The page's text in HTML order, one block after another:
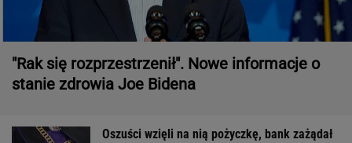
"Rak się rozprzestrzenił". Nowe informacje o
stanie zdrowia Joe Bidena
Oszuści wzięli na nią pożyczkę, bank zażądał